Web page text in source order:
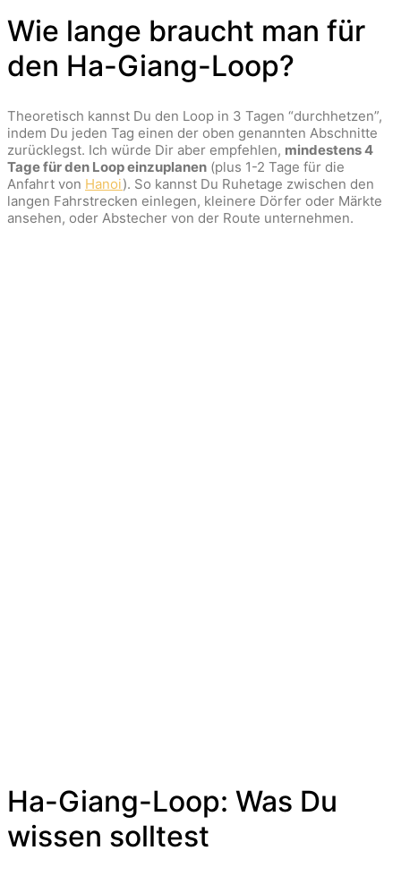
Wie lange braucht man für
den Ha-Giang-Loop?
Theoretisch kannst Du den Loop in 3 Tagen “durchhetzen”,
indem Du jeden Tag einen der oben genannten Abschnitte
zurücklegst. Ich würde Dir aber empfehlen, mindestens 4
Tage für den Loop einzuplanen (plus 1-2 Tage für die
Anfahrt von Hanoi). So kannst Du Ruhetage zwischen den
langen Fahrstrecken einlegen, kleinere Dörfer oder Märkte
ansehen, oder Abstecher von der Route unternehmen.
Ha-Giang-Loop: Was Du
wissen solltest